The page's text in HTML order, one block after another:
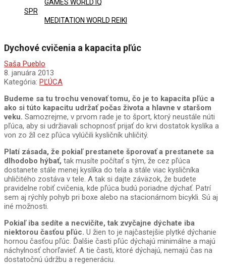
GAMES WORLD IQ
SPR
MEDITATION WORLD REIKI
Dychové cvičenia a kapacita pľúc
Saša Pueblo
8. januára 2013
Kategória: PĽÚCA
Budeme sa tu trochu venovať tomu, čo je to kapacita pľúc a
ako si túto kapacitu udržať počas života a hlavne v staršom
veku. Samozrejme, v prvom rade je to šport, ktorý neustále núti
pľúca, aby si udržiavali schopnosť prijať do krvi dostatok kyslíka a
von zo žíl cez pľúca vylúčili kysličník uhličitý.
Platí zásada, že pokiaľ prestanete šporovať a prestanete sa
dlhodobo hýbať, tak musíte počítať s tým, že cez pľúca
dostanete stále menej kyslíka do tela a stále viac kysličníka
uhličitého zostáva v tele. A tak si dajte záväzok, že budete
pravidelne robiť cvičenia, kde pľúca budú poriadne dýchať. Patrí
sem aj rýchly pohyb pri boxe alebo na stacionárnom bicykli. Sú aj
iné možnosti.
Pokiaľ iba sedíte a necvičíte, tak zvyčajne dýchate iba
niektorou časťou pľúc. U žien to je najčastejšie plytké dýchanie
hornou časťou pľúc. Ďalšie časti pľúc dýchajú minimálne a majú
náchylnosť chorľavieť. A tie časti, ktoré dýchajú, nemajú čas na
dostatočnú údržbu a regeneráciu.